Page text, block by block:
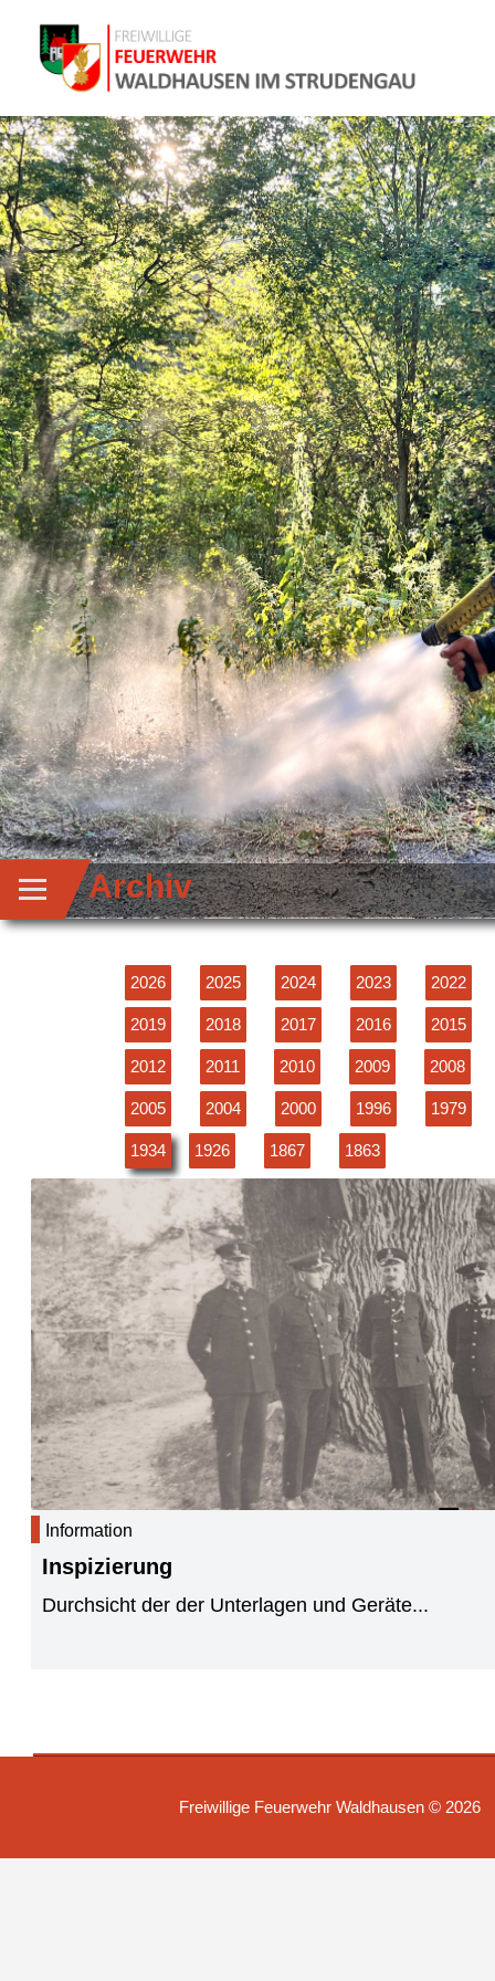
Archiv
2026 2025 2024 2023 2022
2019 2018 2017 2016 2015
2012 2011 2010 2009 2008
2005 2004 2000 1996 1979
1934 1926 1867 1863
Information
Inspizierung
Durchsicht der der Unterlagen und Geräte...
Freiwillige Feuerwehr Waldhausen © 2026